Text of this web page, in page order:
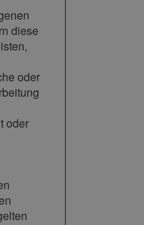
diese
oder
oder